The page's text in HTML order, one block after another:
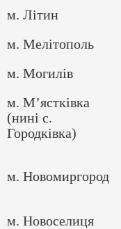
м. Літин
м. Мелітополь
м. Могилів
м. М’ястківка
(нині с.
Городківка)
м. Новомиргород
м. Новоселиця